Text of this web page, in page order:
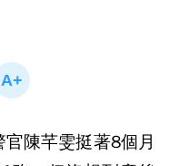
陳芊雯挺著8個月